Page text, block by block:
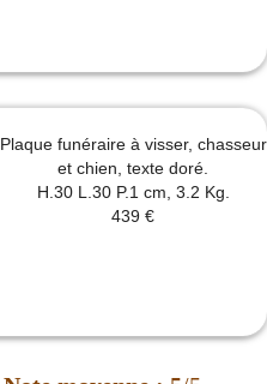
Plaque funéraire à visser, chasseur
et chien, texte doré.
H.30 L.30 P.1 cm, 3.2 Kg.
439 €